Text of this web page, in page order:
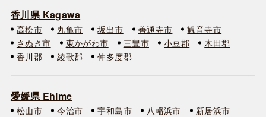
香川県 Kagawa
高松市 丸亀市 坂出市 善通寺市
観音寺市
さぬき市
東かがわ市 三豊市 小豆郡
木田郡
香川郡
綾歌郡 仲多度郡
愛媛県 Ehime
松山市 今治市 宇和島市 八幡浜市
新居浜市